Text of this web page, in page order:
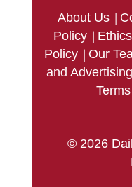
About Us |
Policy |
Policy | Our
and
© 2026